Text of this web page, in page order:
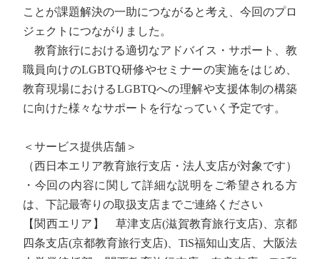
ことが課題解決の一助につながると考え、今回のプロ
ジェクトにつながりました。
教育旅行における適切なアドバイス・サポート、教
職員向けのLGBTQ研修やセミナーの実施をはじめ、
教育現場におけるLGBTQへの理解や支援体制の構築
に向けた様々なサポートを行なっていく予定です。
＜サービス提供店舗＞
（西日本エリア教育旅行支店・法人支店が対象です）
・今回の内容に関して詳細な説明をご希望される方
は、下記最寄りの取扱支店までご連絡ください
【関西エリア】 草津支店(滋賀教育旅行支店)、京都
四条支店(京都教育旅行支店)、TiS福知山支店、大阪法